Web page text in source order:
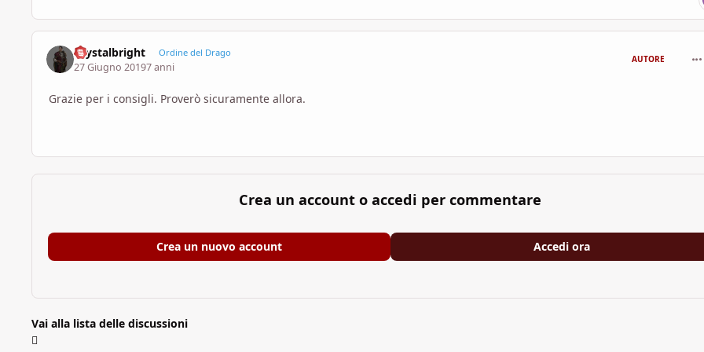
Crystalbright Ordine del Drago
27 Giugno 20197 anni
AUTORE
Grazie per i consigli. Proverò sicuramente allora.
Crea un account o accedi per commentare
Crea un nuovo account Accedi ora
Vai alla lista delle discussioni